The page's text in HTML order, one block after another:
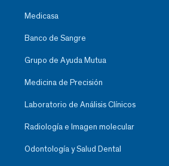
Medicasa
Banco de Sangre
Grupo de Ayuda Mutua
Medicina de Precisión
Laboratorio de Análisis Clínicos
Radiología e Imagen molecular
Odontología y Salud Dental